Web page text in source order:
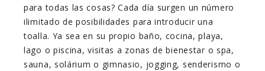
para todas las cosas? Cada día surgen un número
ilimitado de posibilidades para introducir una
toalla. Ya sea en su propio baño, cocina, playa,
lago o piscina, visitas a zonas de bienestar o spa,
sauna, solárium o gimnasio, jogging, senderismo o